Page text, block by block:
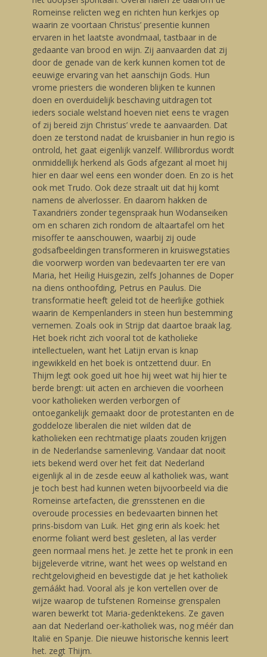
Romeinse relicten weg en richten hun kerkjes op
waarin ze voortaan Christus’ presentie kunnen
ervaren in het laatste avondmaal, tastbaar in de
gedaante van brood en wijn. Zij aanvaarden dat zij
door de genade van de kerk kunnen komen tot de
eeuwige ervaring van het aanschijn Gods. Hun
vrome priesters die wonderen blijken te kunnen
doen en overduidelijk beschaving uitdragen tot
ieders sociale welstand hoeven niet eens te vragen
of zij bereid zijn Christus’ vrede te aanvaarden. Dat
doen ze terstond nadat de kruisbanier in hun regio is
ontrold, het gaat eigenlijk vanzelf. Willibrordus wordt
onmiddellijk herkend als Gods afgezant al moet hij
hier en daar wel eens een wonder doen. En zo is het
ook met Trudo. Ook deze straalt uit dat hij komt
namens de alverlosser. En daarom hakken de
Taxandriërs zonder tegenspraak hun Wodanseiken
om en scharen zich rondom de altaartafel om het
misoffer te aanschouwen, waarbij zij oude
godsafbeeldingen transformeren in kruiswegstaties
die voorwerp worden van bedevaarten ter ere van
Maria, het Heilig Huisgezin, zelfs Johannes de Doper
na diens onthoofding, Petrus en Paulus. Die
transformatie heeft geleid tot de heerlijke gothiek
waarin de Kempenlanders in steen hun bestemming
vernemen. Zoals ook in Strijp dat daartoe braak lag.
Het boek richt zich vooral tot de katholieke
intellectuelen, want het Latijn ervan is knap
ingewikkeld en het boek is ontzettend duur. En
Thijm legt ook goed uit hoe hij weet wat hij hier te
berde brengt: uit acten en archieven die voorheen
voor katholieken werden verborgen of
ontoegankelijk gemaakt door de protestanten en de
goddeloze liberalen die niet wilden dat de
katholieken een rechtmatige plaats zouden krijgen
in de Nederlandse samenleving. Vandaar dat nooit
iets bekend werd over het feit dat Nederland
eigenlijk al in de zesde eeuw al katholiek was, want
je toch best had kunnen weten bijvoorbeeld via die
Romeinse artefacten, die grensstenen en die
overoude processies en bedevaarten binnen het
prins-bisdom van Luik. Het ging erin als koek: het
enorme foliant werd best gesleten, al las verder
geen normaal mens het. Je zette het te pronk in een
bijgeleverde vitrine, want het wees op welstand en
rechtgelovigheid en bevestigde dat je het katholiek
gemáákt had. Vooral als je kon vertellen over de
wijze waarop de tufstenen Romeinse grenspalen
waren bewerkt tot Maria-gedenktekens. Ze gaven
aan dat Nederland oer-katholiek was, nog méér dan
Italië en Spanje. Die nieuwe historische kennis leert
het. zegt Thijm.